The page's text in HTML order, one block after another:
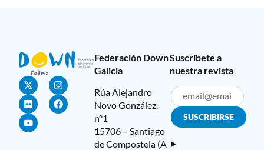
Federación Down
Galicia
Rúa Alejandro
Novo González,
nº1
15706 – Santiago
de Compostela (A
Suscríbete a
nuestra revista